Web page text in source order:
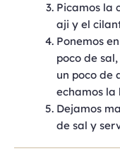
Picamos la
aji y el
Ponemos
poco de
un poco de
echamos la
Dejamos
de sal y